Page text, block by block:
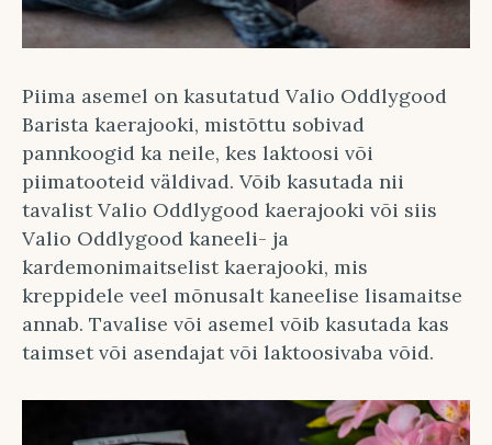
Piima asemel on kasutatud Valio Oddlygood
Barista kaerajooki, mistõttu sobivad
pannkoogid ka neile, kes laktoosi või
piimatooteid väldivad. Võib kasutada nii
tavalist Valio Oddlygood kaerajooki või siis
Valio Oddlygood kaneeli- ja
kardemonimaitselist kaerajooki, mis
kreppidele veel mõnusalt kaneelise lisamaitse
annab. Tavalise või asemel võib kasutada kas
taimset või asendajat või laktoosivaba võid.